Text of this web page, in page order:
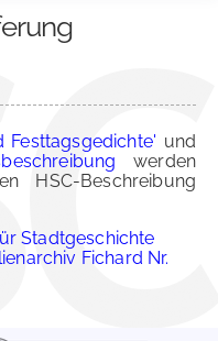
und
werden
HSC-Beschreibung
Stadtgeschichte
Fichard Nr.